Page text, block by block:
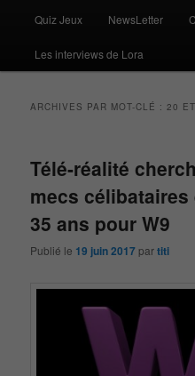
Quiz Jeux NewsLetter
Les interviews de Lora
ARCHIVES PAR MOT-CLÉ :20
Télé-réalité
mecs célibataires
35 ans pour W9
Publié le 19 juin 2017 partiti